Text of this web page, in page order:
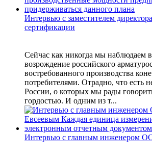
Интервью с заместителем
сертификации
Сейчас как никогда мы наблюдаем
возрождение российского
востребованного производства
потребителями. Отрадно, что есть
России, о которых мы рады
гордостью. И одним из т...
Интервью с главным инженером